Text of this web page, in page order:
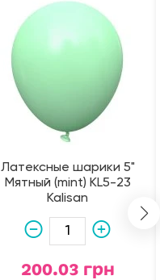
Латексные шарики 5"
Мятный (mint) KL5-23
Kalisan
200.03 грн